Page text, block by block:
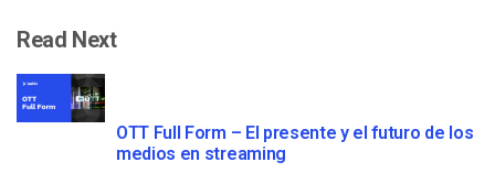
Read Next
OTT Full Form – El presente y el futuro de los
medios en streaming